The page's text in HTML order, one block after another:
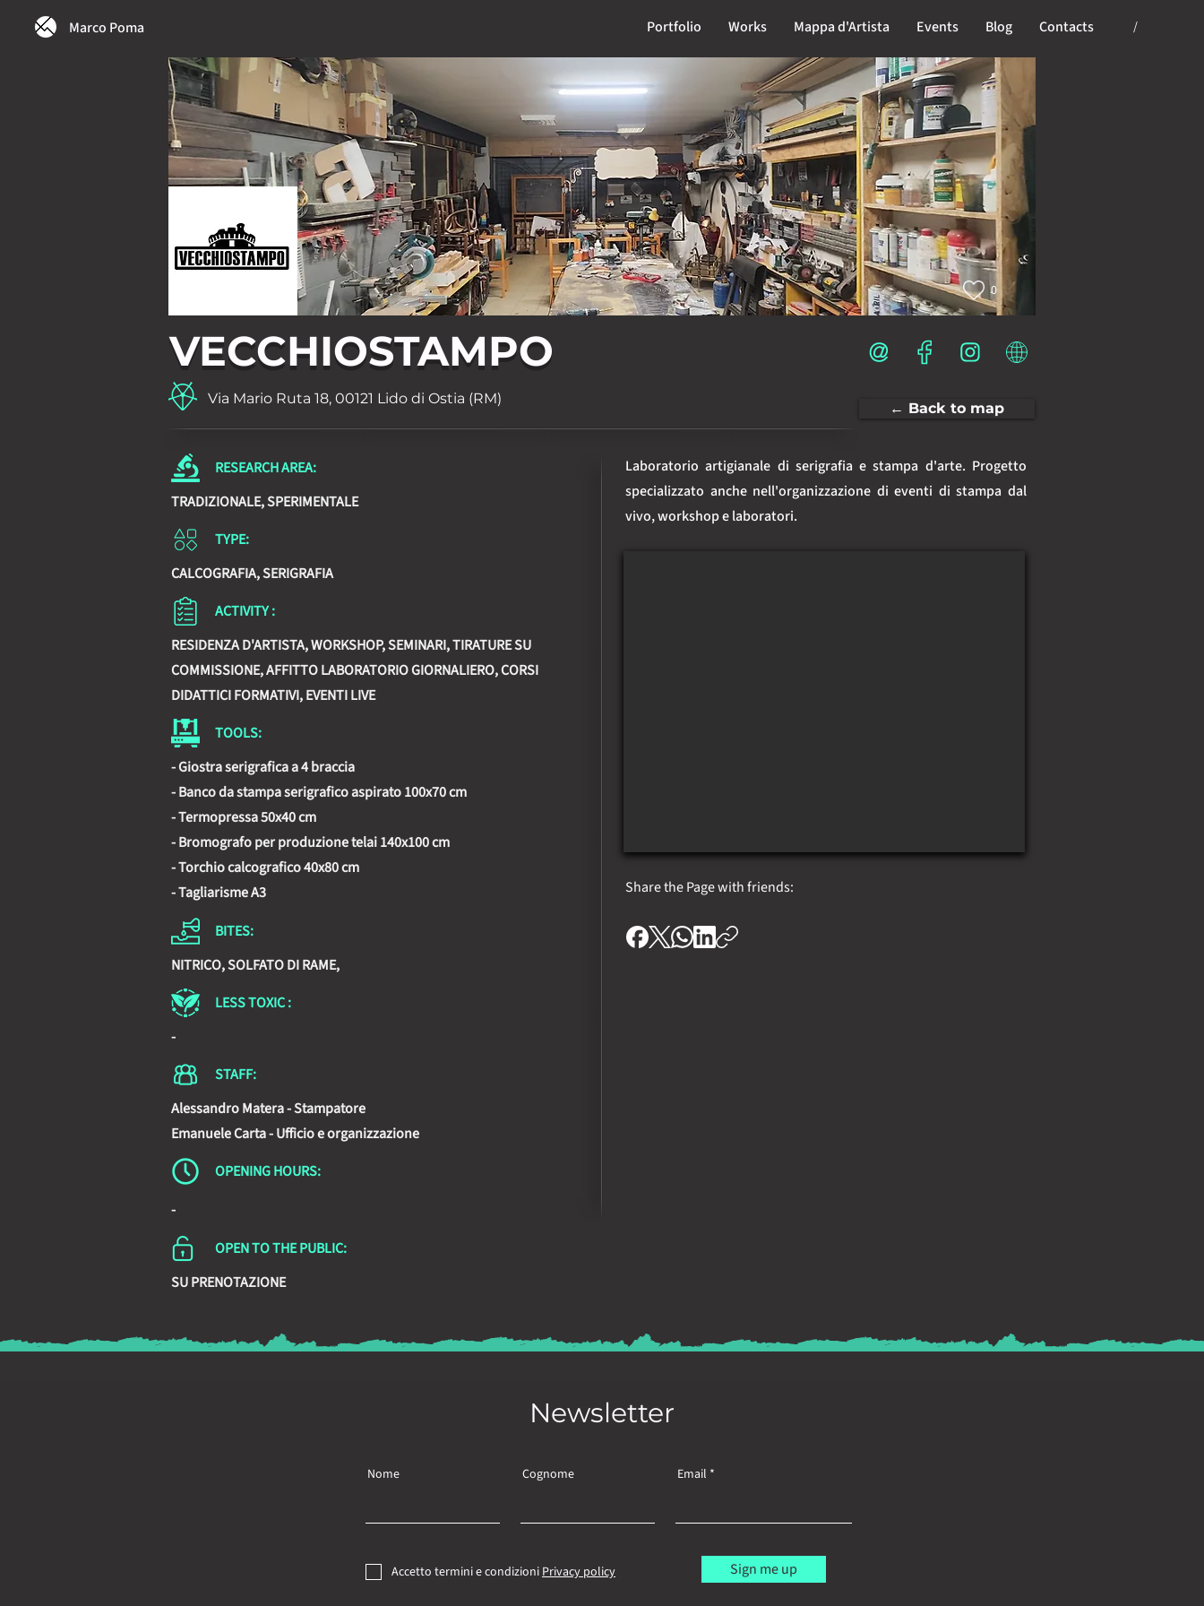
Marco Poma Portfolio Works Mappa d'Artista Events Blog Contacts /
0
VECCHIOSTAMPO
Via Mario Ruta 18, 00121 Lido di Ostia (RM)
← Back to map
RESEARCH AREA:
TRADIZIONALE, SPERIMENTALE
TYPE:
CALCOGRAFIA, SERIGRAFIA
ACTIVITY :
RESIDENZA D'ARTISTA, WORKSHOP, SEMINARI, TIRATURE SU
COMMISSIONE, AFFITTO LABORATORIO GIORNALIERO, CORSI
DIDATTICI FORMATIVI, EVENTI LIVE
TOOLS:
- Giostra serigrafica a 4 braccia
- Banco da stampa serigrafico aspirato 100x70 cm
- Termopressa 50x40 cm
- Bromografo per produzione telai 140x100 cm
- Torchio calcografico 40x80 cm
- Tagliarisme A3
BITES:
NITRICO, SOLFATO DI RAME,
LESS TOXIC :
-
STAFF:
Alessandro Matera - Stampatore
Emanuele Carta - Ufficio e organizzazione
OPENING HOURS:
-
OPEN TO THE PUBLIC:
SU PRENOTAZIONE
Laboratorio artigianale di serigrafia e stampa d'arte. Progetto
specializzato anche nell'organizzazione di eventi di stampa dal
vivo, workshop e laboratori.
Share the Page with friends:
Newsletter
Nome Cognome
Accetto termini e condizioniPrivacy policy
Email
Sign me up